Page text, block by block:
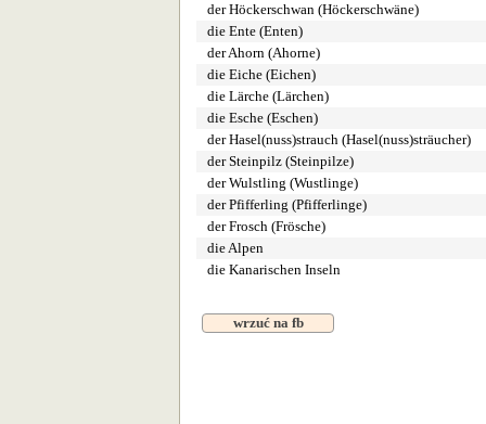
der Höckerschwan (Höckerschwäne)
die Ente (Enten)
der Ahorn (Ahorne)
die Eiche (Eichen)
die Lärche (Lärchen)
die Esche (Eschen)
der Hasel(nuss)strauch (Hasel(nuss)sträucher)
der Steinpilz (Steinpilze)
der Wulstling (Wustlinge)
der Pfifferling (Pfifferlinge)
der Frosch (Frösche)
die Alpen
die Kanarischen Inseln
wrzuć na fb